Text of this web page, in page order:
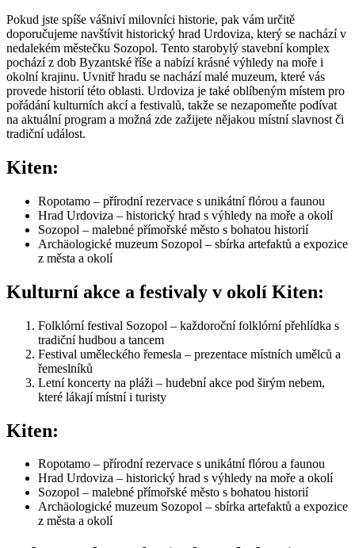
Pokud jste spíše vášniví milovníci historie, pak vám určitě
doporučujeme navštívit historický hrad Urdoviza, který se nachází v
nedalekém městečku Sozopol. Tento starobylý stavební komplex
pochází z dob Byzantské říše a nabízí krásné výhledy na moře i
okolní krajinu. Uvnitř hradu se nachází malé muzeum, které vás
provede historií této oblasti. Urdoviza je také oblíbeným místem pro
pořádání kulturních akcí a festivalů, takže se nezapomeňte podívat
na aktuální program a možná zde zažijete nějakou místní slavnost či
tradiční událost.
Kiten:
Ropotamo – přírodní rezervace s unikátní flórou a faunou
Hrad Urdoviza – historický hrad s výhledy na moře a okolí
Sozopol – malebné přímořské město s bohatou historií
Archäologické muzeum Sozopol – sbírka artefaktů a expozice
z města a okolí
Kulturní akce a festivaly v okolí Kiten:
Folklórní festival Sozopol – každoroční folklórní přehlídka s
tradiční hudbou a tancem
Festival uměleckého řemesla – prezentace místních umělců a
řemeslníků
Letní koncerty na pláži – hudební akce pod širým nebem,
které lákají místní i turisty
Kiten:
Ropotamo – přírodní rezervace s unikátní flórou a faunou
Hrad Urdoviza – historický hrad s výhledy na moře a okolí
Sozopol – malebné přímořské město s bohatou historií
Archäologické muzeum Sozopol – sbírka artefaktů a expozice
z města a okolí